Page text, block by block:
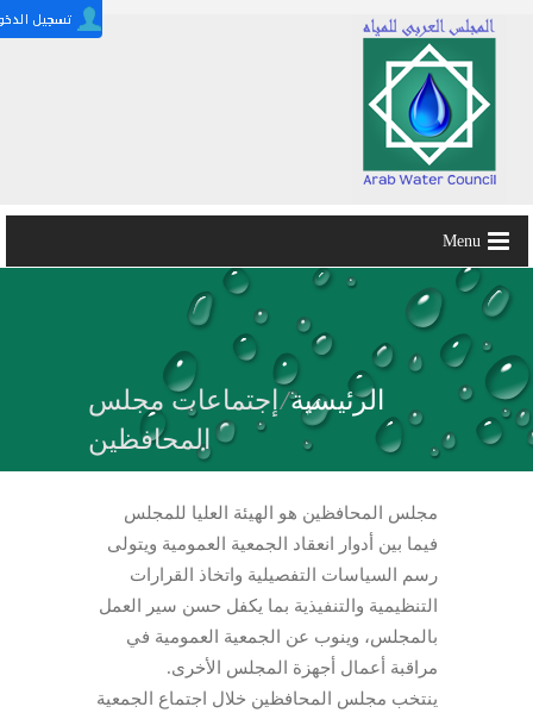
Menu
الرئيسية/إجتماعات مجلس
المحافظين
مجلس المحافظين هو الهيئة العليا للمجلس
فيما بين أدوار انعقاد الجمعية العمومية ويتولى
رسم السياسات التفصيلية واتخاذ القرارات
التنظيمية والتنفيذية بما يكفل حسن سير العمل
بالمجلس، وينوب عن الجمعية العمومية في
مراقبة أعمال أجهزة المجلس الأخرى.
ينتخب مجلس المحافظين خلال اجتماع الجمعية